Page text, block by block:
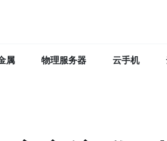
属 物理服务器 云手机